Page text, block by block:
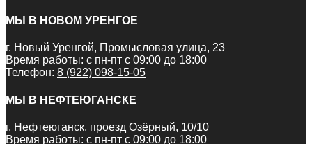
МЫ В НОВОМ УРЕНГОЕ
г. Новый Уренгой, Промысловая улица, 23
Время работы: с пн-пт с 09:00 до 18:00
Телефон: 8 (922) 098-15-05
МЫ В НЕФТЕЮГАНСКЕ
г. Нефтеюганск, проезд Озёрный, 10/10
Время работы: с пн-пт с 09:00 до 18:00